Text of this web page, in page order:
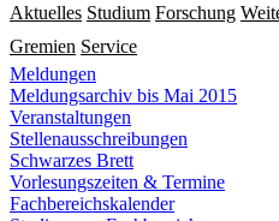
Aktuelles Studium Forschung
Gremien Service
Meldungen
Meldungsarchiv bis Mai 2015
Veranstaltungen
Stellenausschreibungen
Schwarzes Brett
Vorlesungszeiten & Termine
Fachbereichskalender